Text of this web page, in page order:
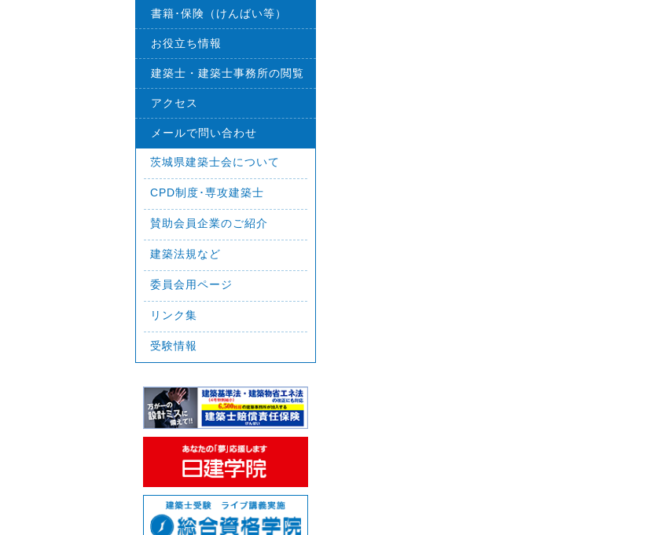
書籍･保険（けんばい等）
お役立ち情報
建築士・建築士事務所の閲覧
アクセス
メールで問い合わせ
茨城県建築士会について
CPD制度･専攻建築士
賛助会員企業のご紹介
建築法規など
委員会用ページ
リンク集
受験情報